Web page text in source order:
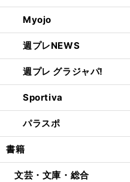
Myojo
週プレNEWS
週プレ グラジャパ!
Sportiva
パラスポ
書籍
文芸・文庫・総合